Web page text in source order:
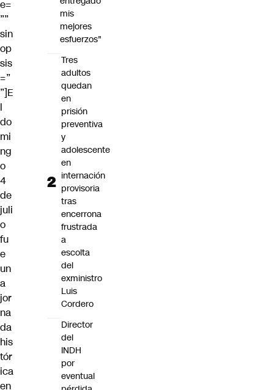
e=
””
sin
op
sis
=”
”]E
l
do
mi
ng
o
4
de
juli
o
fu
e
un
a
jor
na
da
his
tór
ica
en
mis
mejores
esfuerzos"
Tres
adultos
quedan
en
prisión
preventiva
y
adolescente
en
internación
provisoria
tras
encerrona
frustrada
a
escolta
del
exministro
Luis
Cordero
Director
del
INDH
por
eventual